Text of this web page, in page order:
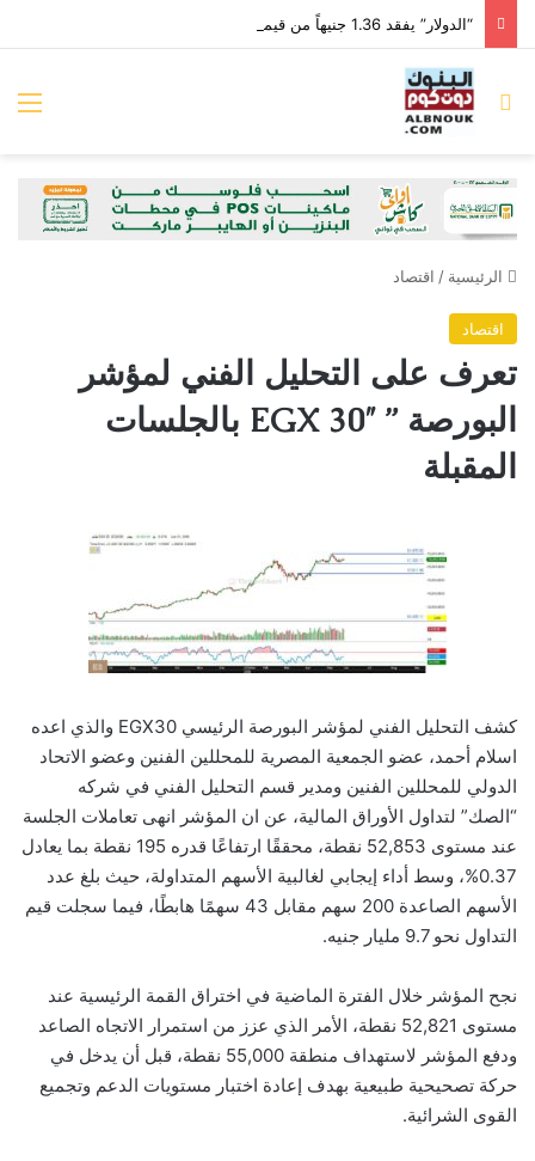
بحث عن
الرئيسية / اقتصاد
اقتصاد
تعرف على التحليل الفني لمؤشر
البورصة ” EGX 30″ بالجلسات
المقبلة
كشف التحليل الفني لمؤشر البورصة الرئيسي EGX30 والذي اعده
اسلام أحمد، عضو الجمعية المصرية للمحللين الفنين وعضو الاتحاد
الدولي للمحللين الفنين ومدير قسم التحليل الفني في شركه
“الصك” لتداول الأوراق المالية، عن ان المؤشر انهى تعاملات الجلسة
عند مستوى 52,853 نقطة، محققًا ارتفاعًا قدره 195 نقطة بما يعادل
0.37%، وسط أداء إيجابي لغالبية الأسهم المتداولة، حيث بلغ عدد
الأسهم الصاعدة 200 سهم مقابل 43 سهمًا هابطًا، فيما سجلت قيم
التداول نحو 9.7 مليار جنيه.
نجح المؤشر خلال الفترة الماضية في اختراق القمة الرئيسية عند
مستوى 52,821 نقطة، الأمر الذي عزز من استمرار الاتجاه الصاعد
ودفع المؤشر لاستهداف منطقة 55,000 نقطة، قبل أن يدخل في
حركة تصحيحية طبيعية بهدف إعادة اختبار مستويات الدعم وتجميع
القوى الشرائية.